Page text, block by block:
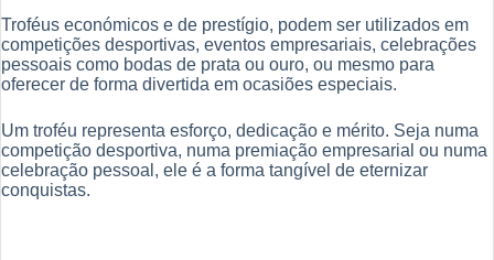
Troféus económicos e de prestígio, podem ser utilizados em
competições desportivas, eventos empresariais, celebrações
pessoais como bodas de prata ou ouro, ou mesmo para
oferecer de forma divertida em ocasiões especiais.
Um troféu representa esforço, dedicação e mérito. Seja numa
competição desportiva, numa premiação empresarial ou numa
celebração pessoal, ele é a forma tangível de eternizar
conquistas.